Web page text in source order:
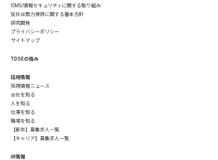
ISMS/情報セキュリティに関する取り組み
反社会勢力排除に関する基本方針
研究開発
プライバシーポリシー
サイトマップ
TDSEの強み
採用情報
採用情報ニュース
会社を知る
人を知る
仕事を知る
職場を知る
【新卒】募集求人一覧
【キャリア】募集求人一覧
IR情報